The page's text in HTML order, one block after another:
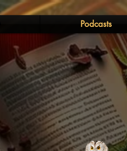
Podcasts